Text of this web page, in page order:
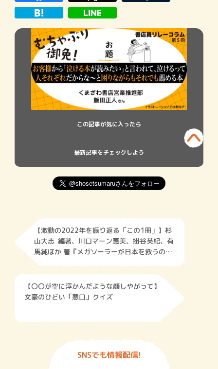
んなわたしが旅を夢見てうっとりしてしま
この記事が気に入ったら
最新記事をチェックしよう
【激動の2022年を振り返る「この1冊」】杉
山大志 編著、川口マーン惠美、掛谷英紀、有
馬純ほか 著『メガソーラーが日本を救うの大
嘘』／クリーンとされる太陽光発電の正体
は……
【〇〇が空に浮かんだような顔しやがって】
文豪のひどい「悪口」クイズ
SNSでも情報配信!